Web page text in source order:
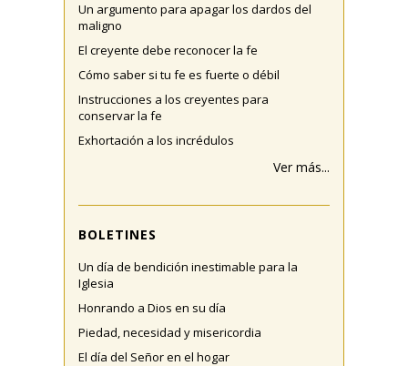
Un argumento para apagar los dardos del
maligno
El creyente debe reconocer la fe
Cómo saber si tu fe es fuerte o débil
Instrucciones a los creyentes para
conservar la fe
Exhortación a los incrédulos
Ver más...
BOLETINES
Un día de bendición inestimable para la
Iglesia
Honrando a Dios en su día
Piedad, necesidad y misericordia
El día del Señor en el hogar